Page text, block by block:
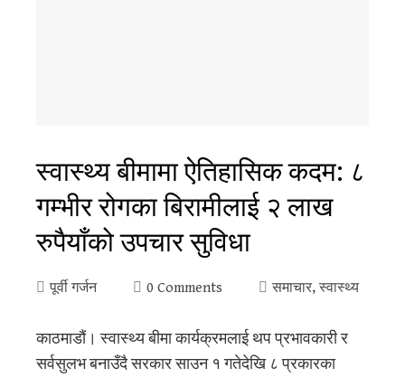
स्वास्थ्य बीमामा ऐतिहासिक कदम: ८
गम्भीर रोगका बिरामीलाई २ लाख
रुपैयाँको उपचार सुविधा
पूर्वी गर्जन 0 Comments समाचार, स्वास्थ्य
काठमाडौं। स्वास्थ्य बीमा कार्यक्रमलाई थप प्रभावकारी र
सर्वसुलभ बनाउँदै सरकार साउन १ गतेदेखि ८ प्रकारका